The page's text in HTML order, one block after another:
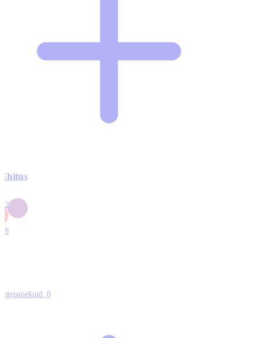
Ehitus
42
1
18
Ettepanekuid: 8